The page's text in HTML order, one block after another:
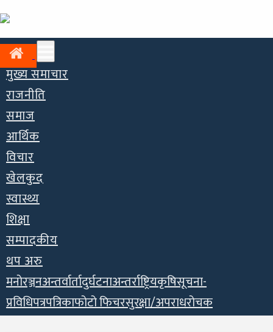
मुख्य समाचार
राजनीति
समाज
आर्थिक
विचार
खेलकुद
स्वास्थ्य
शिक्षा
सम्पादकीय
थप अरु
मनोरञ्जनअन्तर्वार्तादुर्घटनाअन्तर्राष्ट्रियकृषिसूचना-
प्रविधिपत्रपत्रिकाफोटो फिचरसुरक्षा/अपराधरोचक